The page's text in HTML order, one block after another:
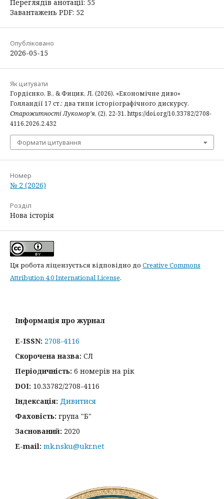
Переглядів анотації: 55
Завантажень PDF: 52
Опубліковано
2026-05-15
Як цитувати
Гордієнко, В., & Фицик, Л. (2026). «Економічне диво»
Голландії 17 ст.: два типи історіографічного дискурсу.
Старожитності Лукомор’я, (2), 22-31. https://doi.org/10.33782/2708-
4116.2026.2.432
Формати цитування
Номер
№ 2 (2026)
Розділ
Нова історія
Ця робота ліцензується відповідно до Creative Commons
Attribution 4.0 International License.
Інформація про журнал
E-ISSN: 2708-4116
Скорочена назва: СЛ
Періодичність: 6 номерів на рік
DOI: 10.33782/2708-4116
Індексація: Дивитися
Фаховість: група "Б"
Заснований: 2020
E-mail: mk.nsku@ukr.net